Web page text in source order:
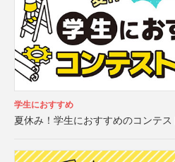
学生におすすめ
夏休み！学生におすすめのコンテス